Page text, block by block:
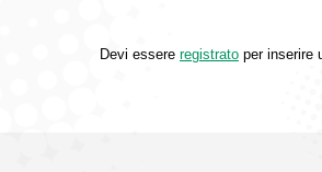
Devi essere registrato per inserire